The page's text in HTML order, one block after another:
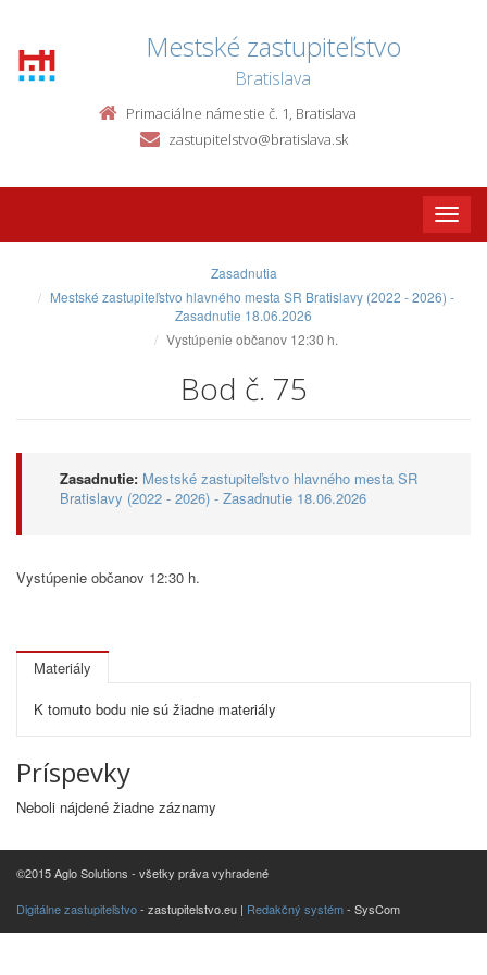
Mestské zastupiteľstvo
Bratislava
Primaciálne námestie č. 1, Bratislava
zastupitelstvo@bratislava.sk
Toggle
Zasadnutia
Mestské zastupiteľstvo hlavného mesta SR Bratislavy (2022 - 2026) -
Zasadnutie 18.06.2026
Vystúpenie občanov 12:30 h.
Bod č. 75
Zasadnutie: Mestské zastupiteľstvo hlavného mesta SR
Bratislavy (2022 - 2026) - Zasadnutie 18.06.2026
Vystúpenie občanov 12:30 h.
Materiály
K tomuto bodu nie sú žiadne materiály
Príspevky
Neboli nájdené žiadne záznamy
©2015 Aglo Solutions - všetky práva vyhradené
Digitálne zastupiteľstvo- zastupitelstvo.eu | Redakčný systém- SysCom